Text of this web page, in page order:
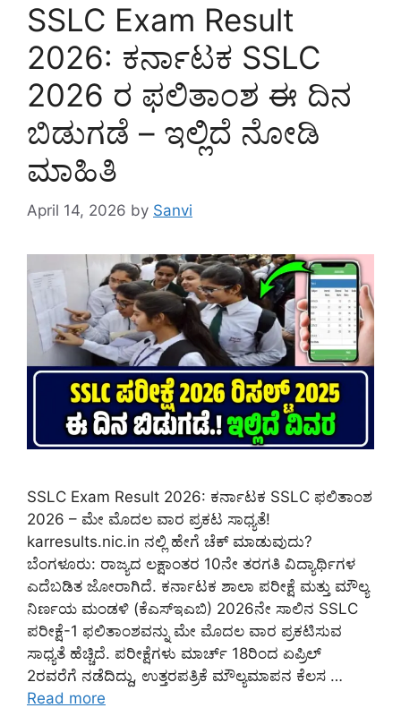
SSLC Exam Result
2026: ಕರ್ನಾಟಕ SSLC
2026 ರ ಫಲಿತಾಂಶ ಈ ದಿನ
ಬಿಡುಗಡೆ – ಇಲ್ಲಿದೆ ನೋಡಿ
ಮಾಹಿತಿ
April 14, 2026 by Sanvi
SSLC Exam Result 2026: ಕರ್ನಾಟಕ SSLC ಫಲಿತಾಂಶ
2026 – ಮೇ ಮೊದಲ ವಾರ ಪ್ರಕಟ ಸಾಧ್ಯತೆ!
karresults.nic.in ನಲ್ಲಿ ಹೇಗೆ ಚೆಕ್ ಮಾಡುವುದು?
ಬೆಂಗಳೂರು: ರಾಜ್ಯದ ಲಕ್ಷಾಂತರ 10ನೇ ತರಗತಿ ವಿದ್ಯಾರ್ಥಿಗಳ
ಎದೆಬಡಿತ ಜೋರಾಗಿದೆ. ಕರ್ನಾಟಕ ಶಾಲಾ ಪರೀಕ್ಷೆ ಮತ್ತು ಮೌಲ್ಯ
ನಿರ್ಣಯ ಮಂಡಳಿ (ಕೆಎಸ್‌ಇಎಬಿ) 2026ನೇ ಸಾಲಿನ SSLC
ಪರೀಕ್ಷೆ-1 ಫಲಿತಾಂಶವನ್ನು ಮೇ ಮೊದಲ ವಾರ ಪ್ರಕಟಿಸುವ
ಸಾಧ್ಯತೆ ಹೆಚ್ಚಿದೆ. ಪರೀಕ್ಷೆಗಳು ಮಾರ್ಚ್ 18ರಿಂದ ಏಪ್ರಿಲ್
2ರವರೆಗೆ ನಡೆದಿದ್ದು, ಉತ್ತರಪತ್ರಿಕೆ ಮೌಲ್ಯಮಾಪನ ಕೆಲಸ …
Read more